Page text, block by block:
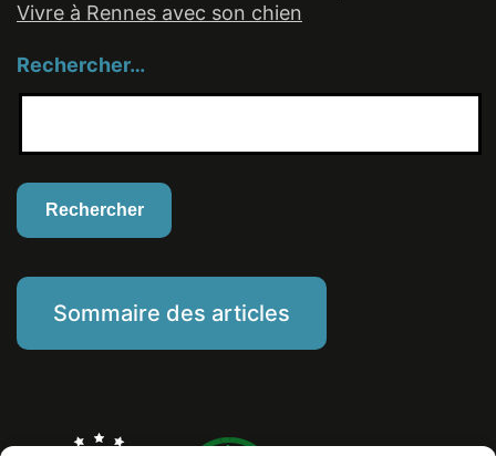
Vivre à Rennes avec son chien
Rechercher…
Sommaire des articles